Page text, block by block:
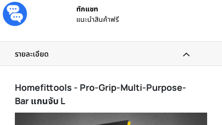
ทักแชท
แนะนำสินค้าฟรี
รายละเอียด
Homefittools - Pro-Grip-Multi-Purpose-
Bar แกนจับ L